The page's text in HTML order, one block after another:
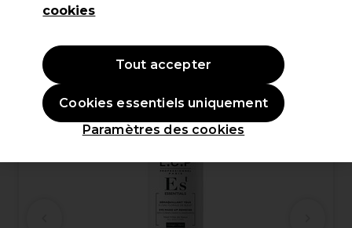
(2)
16,38 €
cookies
Paramètres des cookies
Cookies essentiels uniquement
Tout accepter